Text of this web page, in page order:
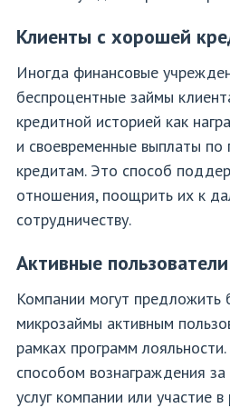
Клиенты с хорошей
Иногда финансовые
беспроцентные займы
кредитной историей как
и своевременные выплаты
кредитам. Это способ
отношения, поощрить их к
сотрудничеству.
Активные пользователи
Компании могут предложить
микрозаймы активным
рамках программ
способом вознаграждения
услуг компании или участие